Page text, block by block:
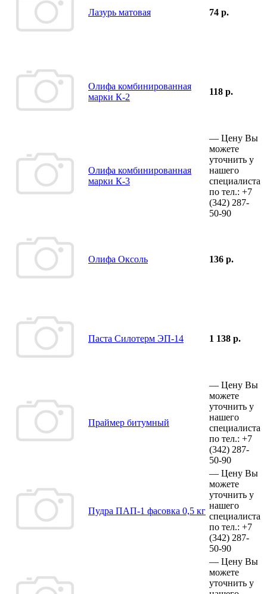
Лазурь матовая 74 р.
Олифа комбинированная
марки К-2
118 р.
Олифа комбинированная
марки К-3
— Цену Вы
можете
уточнить у
нашего
специалиста
по тел.: +7
(342) 287-
50-90
Олифа Оксоль 136 р.
Паста Силотерм ЭП-14 1 138 р.
Праймер битумный
— Цену Вы
можете
уточнить у
нашего
специалиста
по тел.: +7
(342) 287-
50-90
Пудра ПАП-1 фасовка 0,5 кг
— Цену Вы
можете
уточнить у
нашего
специалиста
по тел.: +7
(342) 287-
50-90
— Цену Вы
можете
уточнить у